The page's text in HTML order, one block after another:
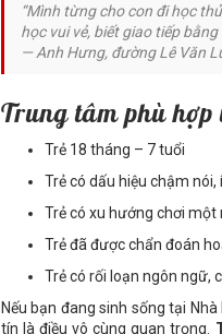
“Mình từng cho con đi học
học vui vẻ, biết giao tiếp
— Anh Hưng, đường Lê Văn
Trung tâm phù hợp
Trẻ 18 tháng – 7 tuổi
Trẻ có dấu hiệu chậm
Trẻ có xu hướng chơi một
Trẻ đã được chẩn đoán
Trẻ có rối loạn ngôn ngữ,
Nếu bạn đang sinh sống tại
tín là điều vô cùng quan trọng.